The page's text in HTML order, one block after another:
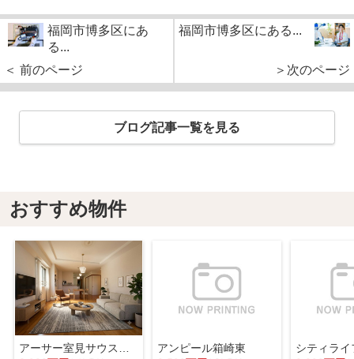
福岡市博多区にあ
る...
＜ 前のページ
福岡市博多区にある...
＞次のページ
ブログ記事一覧を見る
おすすめ物件
アンピール箱崎東
シティラ